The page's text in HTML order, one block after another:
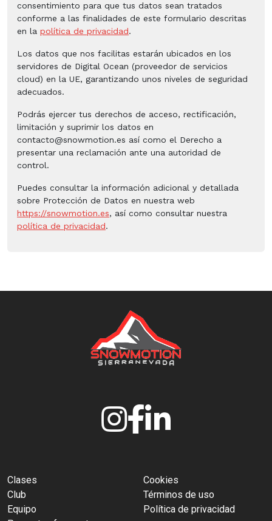
consentimiento para que tus datos sean tratados
conforme a las finalidades de este formulario descritas
en la política de privacidad.
Los datos que nos facilitas estarán ubicados en los
servidores de Digital Ocean (proveedor de servicios
cloud) en la UE, garantizando unos niveles de seguridad
adecuados.
Podrás ejercer tus derechos de acceso, rectificación,
limitación y suprimir los datos en
contacto@snowmotion.es así como el Derecho a
presentar una reclamación ante una autoridad de
control.
Puedes consultar la información adicional y detallada
sobre Protección de Datos en nuestra web
https://snowmotion.es, así como consultar nuestra
política de privacidad.
Clases
Club
Equipo
Cookies
Términos de uso
Política de privacidad